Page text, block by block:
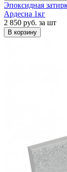
Эпоксидная
Ардесиа 1кг
2 850 руб. за шт
В корзину